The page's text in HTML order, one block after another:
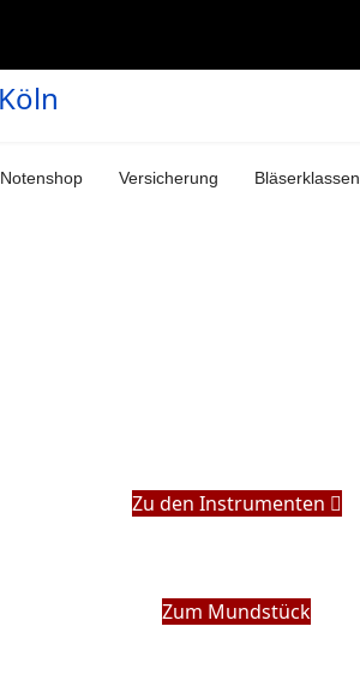
Notenshop Versicherung Bläserklassen
Zu den Instrumenten
Zum Mundstück